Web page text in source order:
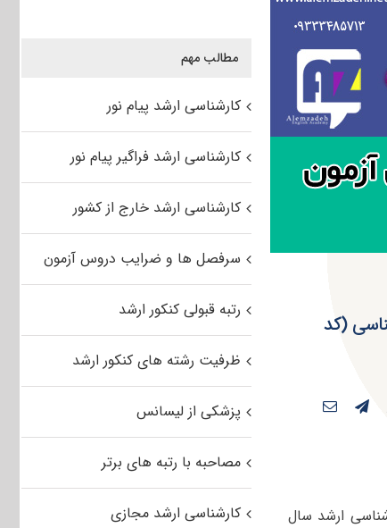
و هواشناسی (کد
ارشد سال
مطالب مهم
کارشناسی ارشد پیام نور
کارشناسی ارشد فراگیر پیام نور
کارشناسی ارشد خارج از کشور
سرفصل ها و ضرایب دروس آزمون
رتبه قبولی کنکور ارشد
ظرفیت رشته های کنکور ارشد
پزشکی از لیسانس
مصاحبه با رتبه های برتر
کارشناسی ارشد مجازی